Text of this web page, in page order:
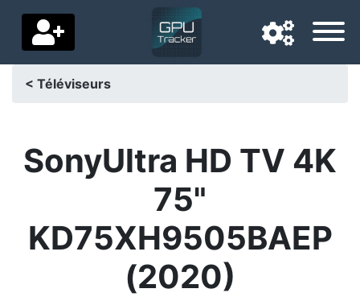
Pays de livraison
Paramètres
< Téléviseurs
SonyUltra HD TV 4K
75"
KD75XH9505BAEP
(2020)